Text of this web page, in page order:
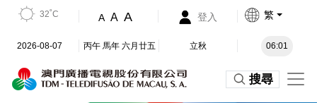
32˚C A A A 登入 繁
2026-08-07 丙午 馬年 六月廿五 立秋 06:01
搜尋